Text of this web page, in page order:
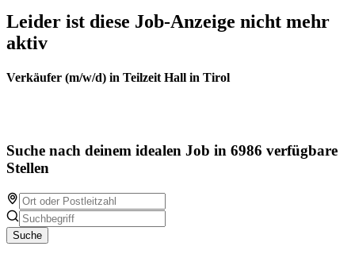
Leider ist diese Job-Anzeige nicht mehr
aktiv
Verkäufer (m/w/d) in Teilzeit Hall in Tirol
Suche nach deinem idealen Job in 6986 verfügbare
Stellen
Suche